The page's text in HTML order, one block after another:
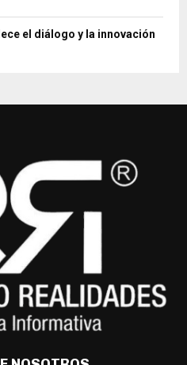
el diálogo y la innovación